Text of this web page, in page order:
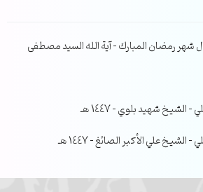
شهر رمضان المبارك – آية الله السيد مصطفى
شهيد بلوي – 1447 هـ
علي الأكبر الصائغ – 1447 هـ